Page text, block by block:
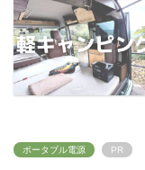
ポータブル電源 PR